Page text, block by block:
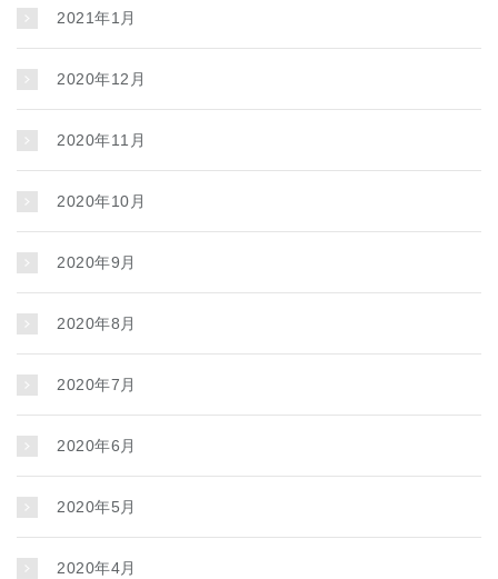
2021年1月
2020年12月
2020年11月
2020年10月
2020年9月
2020年8月
2020年7月
2020年6月
2020年5月
2020年4月